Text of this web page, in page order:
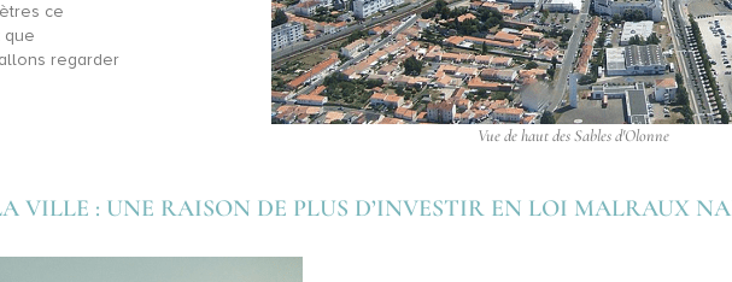
ce
que
regarder
Vue de haut des Sables d'Olonne
VILLE : UNE RAISON DE PLUS D’INVESTIR EN LOI MALRAUX